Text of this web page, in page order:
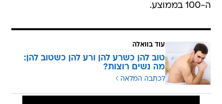
ה-100 בממוצע.
עוד בוואלה
טוב להן כשרע להן ורע להן כשטוב להן:
מה נשים רוצות?
לכתבה המלאה